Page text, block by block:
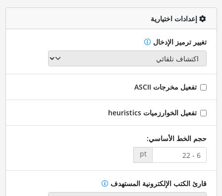
إعدادات اختيارية
تغيير ترميز الإدخال
تفعيل مخرجات ASCII
تفعيل الخوارزميات heuristics
حجم الخط الأساسي:
pt
قارئ الكتب الإلكترونية المستهدف